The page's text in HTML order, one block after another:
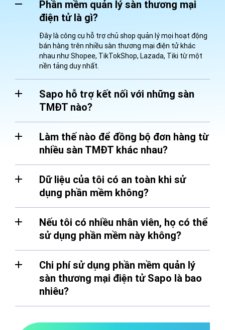
Phần mềm quản lý sàn thương mại
điện tử là gì?
Đây là công cụ hỗ trợ chủ shop quản lý mọi hoạt động
bán hàng trên nhiều sàn thương mại điện tử khác
nhau như Shopee, TikTokShop, Lazada, Tiki từ một
nền tảng duy nhất.
Sapo hỗ trợ kết nối với những sàn
TMĐT nào?
Làm thế nào để đồng bộ đơn hàng từ
nhiều sàn TMĐT khác nhau?
Dữ liệu của tôi có an toàn khi sử
dụng phần mềm không?
Nếu tôi có nhiều nhân viên, họ có thể
sử dụng phần mềm này không?
Chi phí sử dụng phần mềm quản lý
sàn thương mại điện tử Sapo là bao
nhiêu?